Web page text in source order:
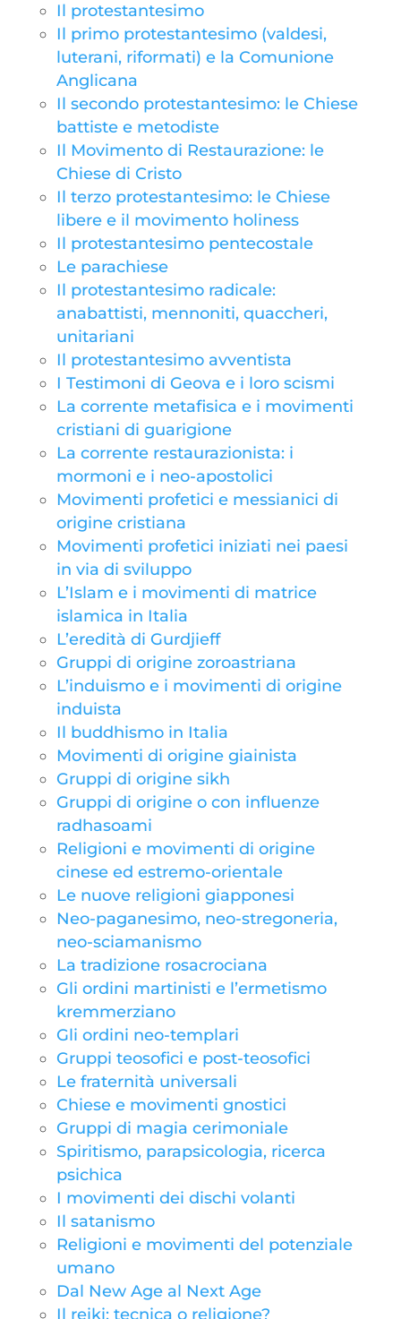
Il protestantesimo
Il primo protestantesimo (valdesi,
luterani, riformati) e la Comunione
Anglicana
Il secondo protestantesimo: le Chiese
battiste e metodiste
Il Movimento di Restaurazione: le
Chiese di Cristo
Il terzo protestantesimo: le Chiese
libere e il movimento holiness
Il protestantesimo pentecostale
Le parachiese
Il protestantesimo radicale:
anabattisti, mennoniti, quaccheri,
unitariani
Il protestantesimo avventista
I Testimoni di Geova e i loro scismi
La corrente metafisica e i movimenti
cristiani di guarigione
La corrente restaurazionista: i
mormoni e i neo-apostolici
Movimenti profetici e messianici di
origine cristiana
Movimenti profetici iniziati nei paesi
in via di sviluppo
L’Islam e i movimenti di matrice
islamica in Italia
L’eredità di Gurdjieff
Gruppi di origine zoroastriana
L’induismo e i movimenti di origine
induista
Il buddhismo in Italia
Movimenti di origine giainista
Gruppi di origine sikh
Gruppi di origine o con influenze
radhasoami
Religioni e movimenti di origine
cinese ed estremo-orientale
Le nuove religioni giapponesi
Neo-paganesimo, neo-stregoneria,
neo-sciamanismo
La tradizione rosacrociana
Gli ordini martinisti e l’ermetismo
kremmerziano
Gli ordini neo-templari
Gruppi teosofici e post-teosofici
Le fraternità universali
Chiese e movimenti gnostici
Gruppi di magia cerimoniale
Spiritismo, parapsicologia, ricerca
psichica
I movimenti dei dischi volanti
Il satanismo
Religioni e movimenti del potenziale
umano
Dal New Age al Next Age
Il reiki: tecnica o religione?